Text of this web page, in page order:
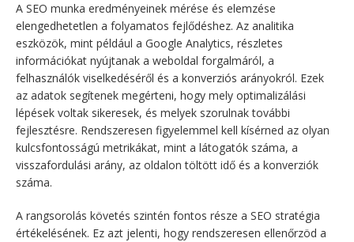
A SEO munka eredményeinek mérése és elemzése
elengedhetetlen a folyamatos fejlődéshez. Az analitika
eszközök, mint például a Google Analytics, részletes
információkat nyújtanak a weboldal forgalmáról, a
felhasználók viselkedéséről és a konverziós arányokról. Ezek
az adatok segítenek megérteni, hogy mely optimalizálási
lépések voltak sikeresek, és melyek szorulnak további
fejlesztésre. Rendszeresen figyelemmel kell kísérned az olyan
kulcsfontosságú metrikákat, mint a látogatók száma, a
visszafordulási arány, az oldalon töltött idő és a konverziók
száma.
A rangsorolás követés szintén fontos része a SEO stratégia
értékelésének. Ez azt jelenti, hogy rendszeresen ellenőrzöd a